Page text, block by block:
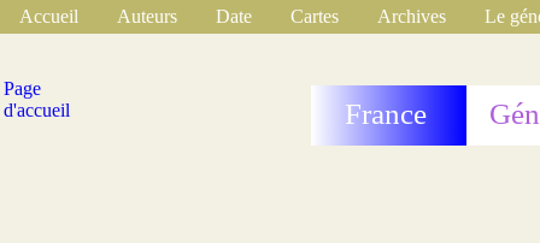
Accueil Auteurs Date Cartes Archives Le
Page
d'accueil
France